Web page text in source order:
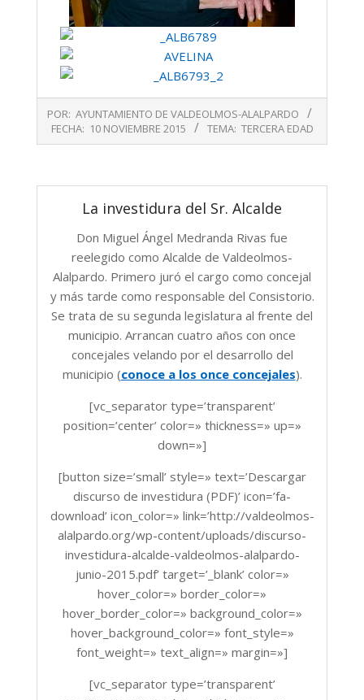
11-
10
POR: AYUNTAMIENTO DE VALDEOLMOS-ALALPARDO
FECHA: 10 NOVIEMBRE 2015 TEMA: TERCERA EDAD
La investidura del Sr. Alcalde
Don Miguel Ángel Medranda Rivas fue
reelegido como Alcalde de Valdeolmos-
Alalpardo. Primero juró el cargo como concejal
y más tarde como responsable del Consistorio.
Se trata de su segunda legislatura al frente del
municipio. Arrancan cuatro años con once
concejales velando por el desarrollo del
municipio (conoce a los once concejales).
[vc_separator type=’transparent’
position=’center’ color=» thickness=» up=»
down=»]
[button size=’small’ style=» text=’Descargar
discurso de investidura (PDF)’ icon=’fa-
download’ icon_color=» link=’http://valdeolmos-
alalpardo.org/wp-content/uploads/discurso-
investidura-alcalde-valdeolmos-alalpardo-
junio-2015.pdf’ target=’_blank’ color=»
hover_color=» border_color=»
hover_border_color=» background_color=»
hover_background_color=» font_style=»
font_weight=» text_align=» margin=»]
[vc_separator type=’transparent’